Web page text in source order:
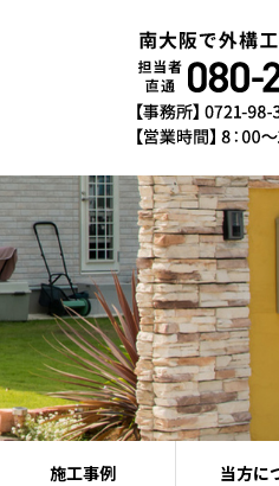
施工事例 当方に